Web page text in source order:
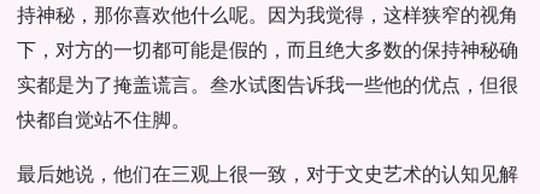
持神秘，那你喜欢他什么呢。因为我觉得，这样狭窄的视角
下，对方的一切都可能是假的，而且绝大多数的保持神秘确
实都是为了掩盖谎言。叁水试图告诉我一些他的优点，但很
快都自觉站不住脚。
最后她说，他们在三观上很一致，对于文史艺术的认知见解